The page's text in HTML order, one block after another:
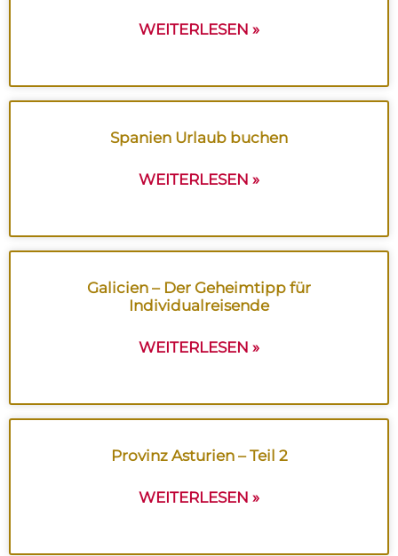
WEITERLESEN »
Spanien Urlaub buchen
WEITERLESEN »
Galicien – Der Geheimtipp für
Individualreisende
WEITERLESEN »
Provinz Asturien – Teil 2
WEITERLESEN »